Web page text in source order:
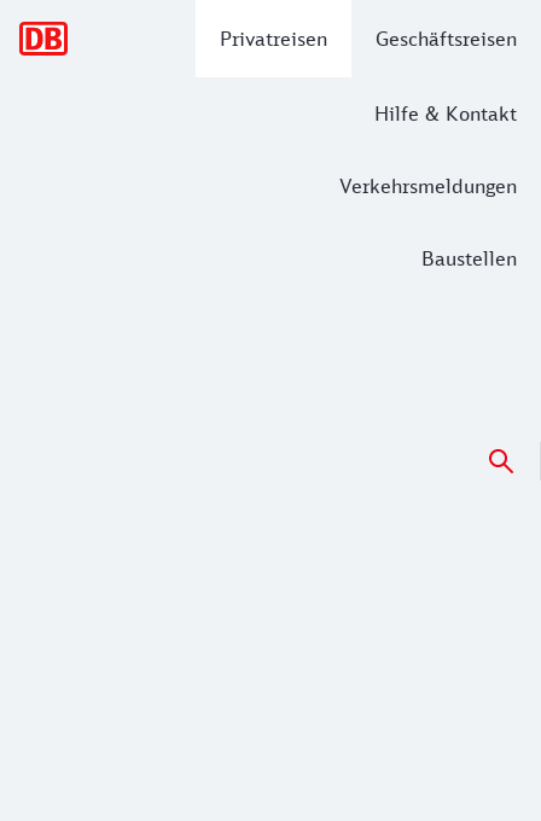
Privatreisen Geschäftsreisen
Hilfe & Kontakt
Verkehrsmeldungen
Baustellen